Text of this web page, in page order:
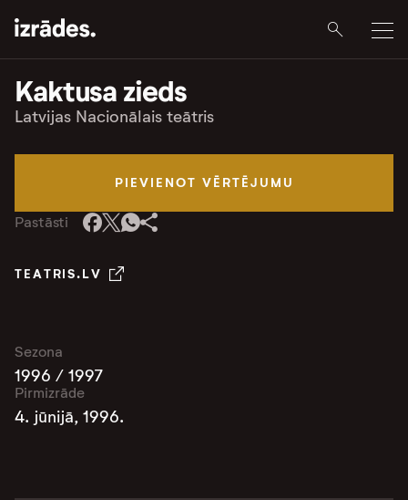
Kaktusa zieds
Latvijas Nacionālais teātris
PIEVIENOT VĒRTĒJUMU
Pastāsti
TEATRIS.LV
Sezona
1996 / 1997
Pirmizrāde
4. jūnijā, 1996.